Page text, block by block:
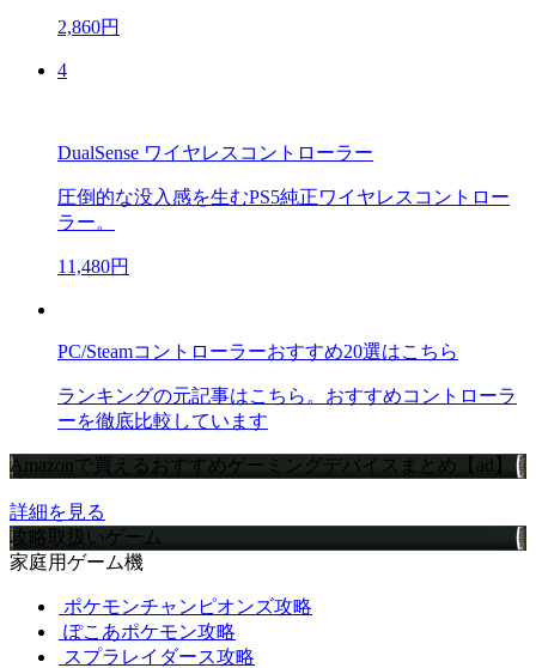
2,860円
4
DualSense ワイヤレスコントローラー
圧倒的な没入感を生むPS5純正ワイヤレスコントロー
ラー。
11,480円
PC/Steamコントローラーおすすめ20選はこちら
ランキングの元記事はこちら。おすすめコントローラ
ーを徹底比較しています
Amazonで買えるおすすめゲーミングデバイスまとめ【ad】
詳細を見る
攻略取扱いゲーム
家庭用ゲーム機
ポケモンチャンピオンズ攻略
ぽこあポケモン攻略
スプラレイダース攻略